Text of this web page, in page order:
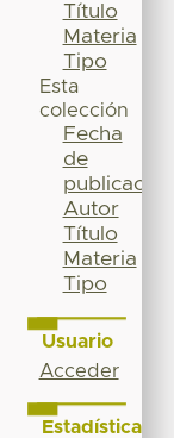
Título
Materia
Tipo
Esta
colección
Fecha
de
publicación
Autor
Título
Materia
Tipo
Usuario
Acceder
Estadísticas